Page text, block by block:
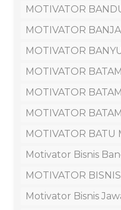
MOTIVATOR
MOTIVATOR
MOTIVATOR
MOTIVATOR BATAM
MOTIVATOR
MOTIVATOR
MOTIVATOR BATU
Motivator Bisnis
MOTIVATOR
Motivator Bisnis